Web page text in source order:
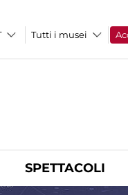
Tutti i musei
SPETTACOLI